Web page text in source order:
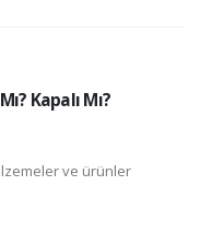
Kapalı Mı?
ve ürünler